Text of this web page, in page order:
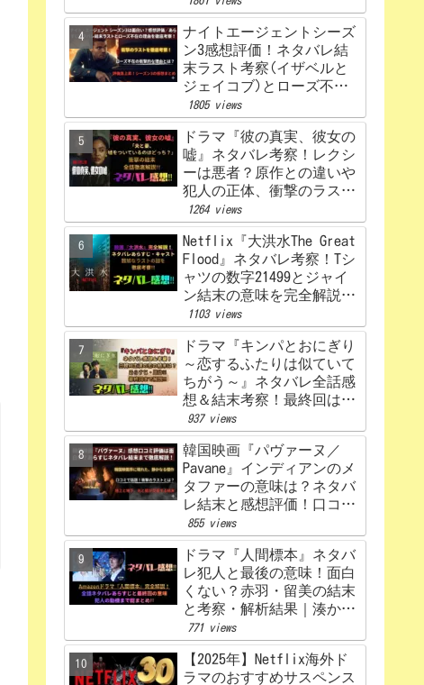
ナイトエージェントシーズ
ン3感想評価！ネタバレ結
末ラスト考察(イザベルと
ジェイコブ)とローズ不在
の理由を解説‼
1805 views
ドラマ『彼の真実、彼女の
嘘』ネタバレ考察！レクシ
ーは悪者？原作との違いや
犯人の正体、衝撃のラスト
まで完全解説
1264 views
Netflix『大洪水The Great
Flood』ネタバレ考察！Tシ
ャツの数字21499とジャイ
ン結末の意味を完全解説！
感想、評価！
1103 views
ドラマ『キンパとおにぎり
～恋するふたりは似ていて
ちがう～』ネタバレ全話感
想＆結末考察！最終回はど
うなる？あらすじから原
作、キャスト相関図まで徹
底解説【赤楚衛二×カン・
ヘウォン】
937 views
韓国映画『パヴァーヌ／
Pavane』インディアンのメ
タファーの意味は？ネタバ
レ結末と感想評価！口コミ
あらすじ徹底考察
【Netflix】
855 views
ドラマ『人間標本』ネタバ
レ犯人と最後の意味！面白
くない？赤羽・留美の結末
と考察・解析結果｜湊かな
えあらすじ
771 views
【2025年】Netflix海外ド
ラマのおすすめサスペンス